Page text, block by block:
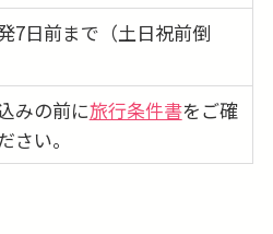
7日前まで（土日祝前倒
みの前に旅行条件書をご確
さい。